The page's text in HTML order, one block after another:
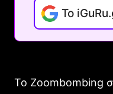
Το
Το Zoombombing